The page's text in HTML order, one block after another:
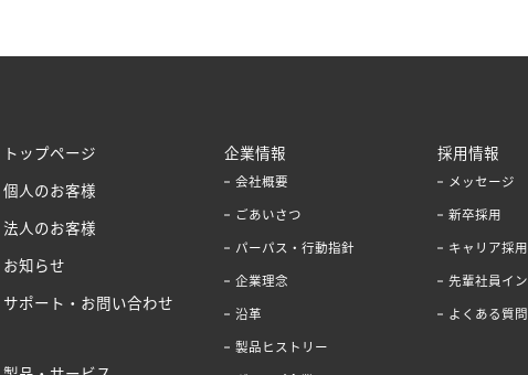
トップページ
個人のお客様
法人のお客様
お知らせ
サポート・お問い合わせ
企業情報
会社概要
ごあいさつ
パーパス・行動指針
企業理念
沿革
製品ヒストリー
採用情報
メッセージ
新卒採用
キャリア採用
先輩社員イ
よくある質問